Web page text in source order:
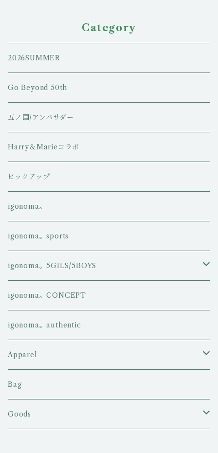
Category
2026SUMMER
Go Beyond 50th
五ノ国/アンバサダー
Harry＆Marieコラボ
ピックアップ
igonoma。
igonoma。sports
igonoma。5GILS/5BOYS
5GIRLS
5BOYS
igonoma。CONCEPT
igonoma。authentic
Apparel
Tシャツ
ロングスリーブTシャツ
Bag
Goods